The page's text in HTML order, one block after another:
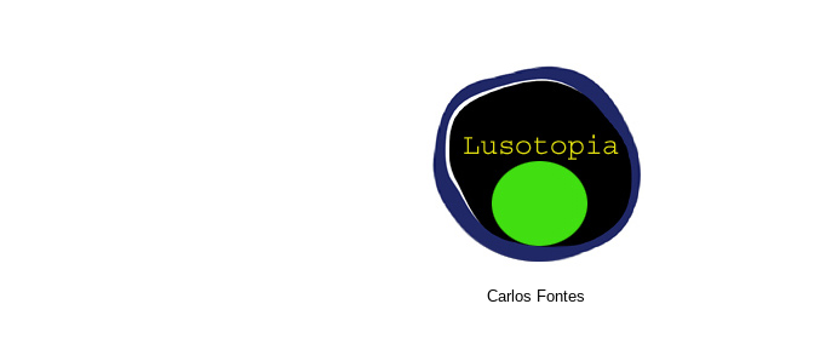
Carlos Fontes